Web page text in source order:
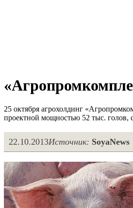
25 октября агрохолдинг
проектной мощностью 52 тыс. голов,
22.10.2013Источник: SoyaNews